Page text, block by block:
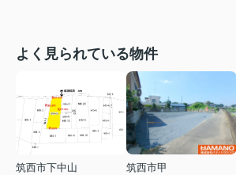
よく見られている物件
筑西市下中山
筑西市甲